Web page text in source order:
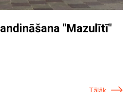
"Mazulītī"